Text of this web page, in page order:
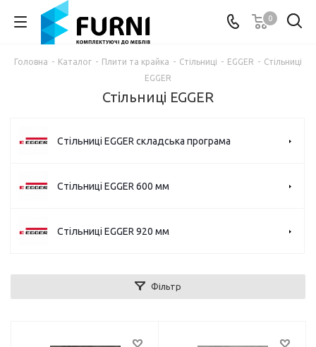
0
Головна - Каталог - Плити та крайка - Стільниці - EGGER - Стільниці
EGGER
Стільниці EGGER
Стільниці EGGER складська програма
Стільниці EGGER 600 мм
Стільниці EGGER 920 мм
Фільтр